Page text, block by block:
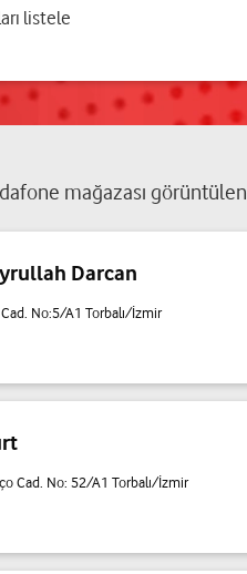
listele
mağazası
Darcan
No:5/A1 Torbalı/İzmir
Cad. No: 52/A1 Torbalı/İzmir